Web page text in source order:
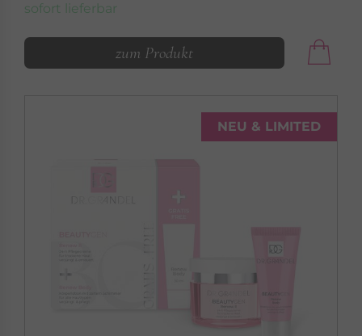
sofort lieferbar
zum Produkt
NEU & LIMITED